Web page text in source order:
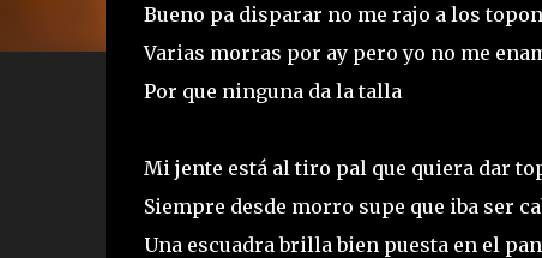
Bueno pa disparar no me rajo a los
Varias morras por ay pero yo no me
Por que ninguna da la talla
Mi jente está al tiro pal que quiera dar
Siempre desde morro supe que iba ser
Una escuadra brilla bien puesta en el